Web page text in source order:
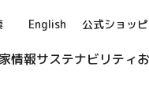
English 公式ショッ
情報サステナビリティ